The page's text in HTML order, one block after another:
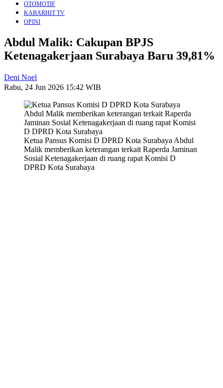
OTOMOTIF
KABARHIT TV
OPINI
Abdul Malik: Cakupan BPJS
Ketenagakerjaan Surabaya Baru 39,81%
Deni Noel
Rabu, 24 Jun 2026 15:42 WIB
Ketua Pansus Komisi D DPRD Kota Surabaya Abdul
Malik memberikan keterangan terkait Raperda Jaminan
Sosial Ketenagakerjaan di ruang rapat Komisi D
DPRD Kota Surabaya